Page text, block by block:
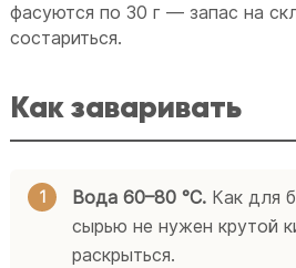
фасуются по 30 г — запас на
состариться.
Как заваривать
Вода 60–80 °C. Как для
сырью не нужен крутой
раскрыться.